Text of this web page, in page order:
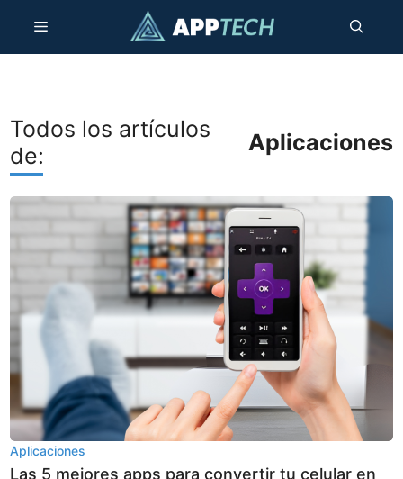
contenido
Menú
Todos los artículos
de:
Aplicaciones
Aplicaciones
Las 5 mejores apps para convertir tu celular en